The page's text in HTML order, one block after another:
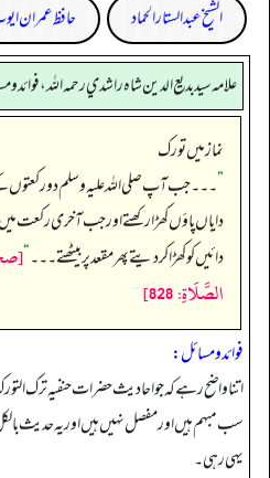
الشیخ عبدالستار الحماد حافظ عمران
علامه سيد بديع الدين شاه راشدي رحمه الله، فوائد
نماز میں تورک
”۔۔۔ جب آپ صلی اللہ علیہ وسلم دو رکعتوں کے
دایاں پاؤں کھڑا رکھتے اور جب آخری رکعت میں
دائیں کو کھڑا کر دیتے پھر مقعد پر بیٹھتے۔۔۔“
الصَّلَاةِ: 828]
فوائد و مسائل:
اتنا واضح رہے کہ جو احادیث حضرات حنفیہ ترک
سب مبہم ہیں اور مفصل نہیں ہیں اور یہ حدیث
یہی رہی۔